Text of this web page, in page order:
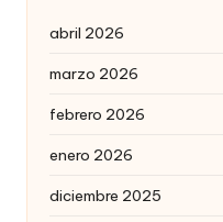
abril 2026
marzo 2026
febrero 2026
enero 2026
diciembre 2025